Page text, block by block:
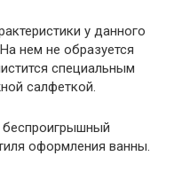
у данного
нем не образуется
специальным
салфеткой.
оформления ванны.